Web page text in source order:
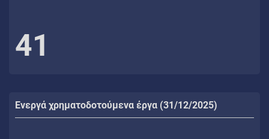
41
Ενεργά χρηματοδοτούμενα έργα (31/12/2025)